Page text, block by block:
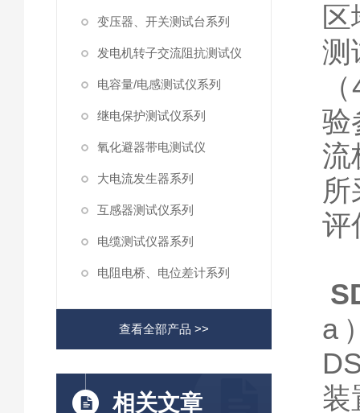
变压器、开关测试台系列
发电机转子交流阻抗测试仪
电容量/电感测试仪系列
继电保护测试仪系列
氧化避器带电测试仪
大电流发生器系列
互感器测试仪系列
电缆测试仪器系列
电阻电桥、电位差计系列
查看全部产品 >>
相关文章
测
验
流
评
a
装